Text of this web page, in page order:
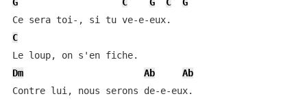
C
Dm
Ab
Ab
Contre lui, nous serons de-e-eux.